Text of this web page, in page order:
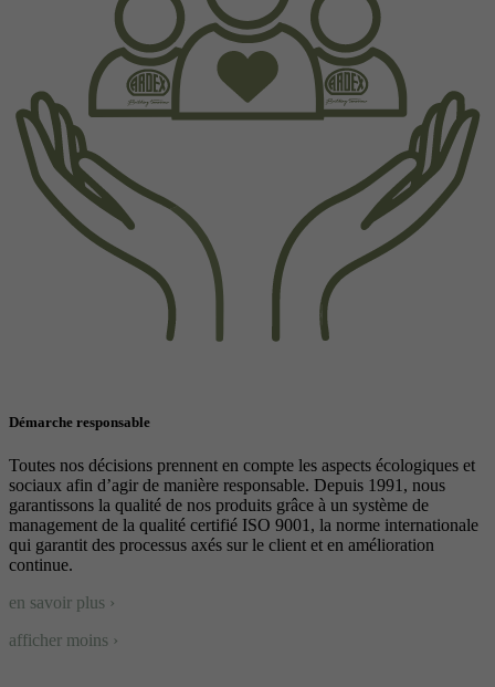
Démarche responsable
Toutes nos décisions prennent en compte les aspects écologiques et
sociaux afin d’agir de manière responsable. Depuis 1991, nous
garantissons la qualité de nos produits grâce à un système de
management de la qualité certifié ISO 9001, la norme internationale
qui garantit des processus axés sur le client et en amélioration
continue.
en savoir plus ›
afficher moins ›